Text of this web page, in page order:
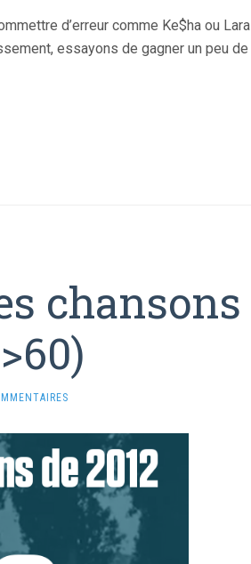
d’erreur comme Ke$ha ou Lara
essayons de gagner un peu de
chansons